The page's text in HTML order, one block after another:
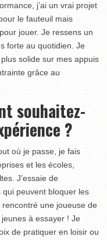
j’ai un vrai projet
le fauteuil mais
jouer. Je ressens un
forte au quotidien. Je
solide sur mes appuis
grâce au
souhaitez-
?
où je passe, je fais
et les écoles,
J’essaie de
peuvent bloquer les
rencontré une joueuse de
à essayer ! Je
de pratiquer en loisir ou